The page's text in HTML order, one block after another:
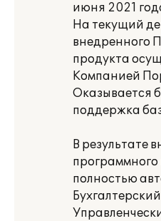
июня 2021
На текущий
внедренного
продукта
Компанией
Оказывается
поддержка
В результате
программного
полностью